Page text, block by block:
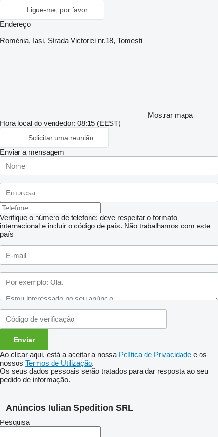
Ligue-me, por favor.
Endereço
Roménia, Iasi, Strada Victoriei nr.18, Tomesti
Mostrar mapa
Hora local do vendedor: 08:15 (EEST)
Solicitar uma reunião
Enviar a mensagem
Verifique o número de telefone: deve respeitar o formato
internacional e incluir o código de país. Não trabalhamos com este
país
Ao clicar aqui, está a aceitar a nossa Política de Privacidade e os
nossos Termos de Utilização.
Os seus dados pessoais serão tratados para dar resposta ao seu
pedido de informação.
Anúncios Iulian Spedition SRL
Pesquisa